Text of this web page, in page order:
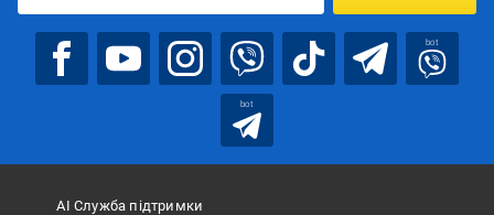
bot
bot
АІ Служба підтримки